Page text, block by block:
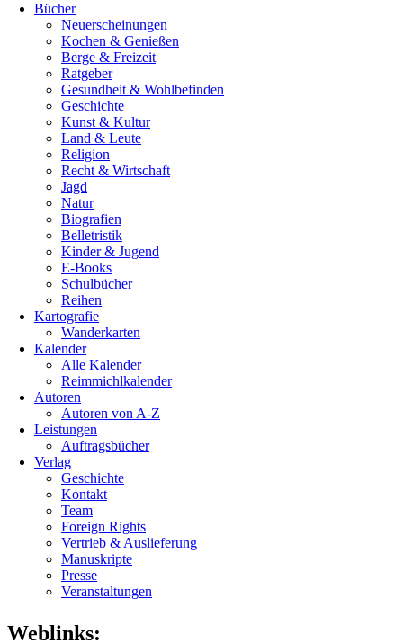
Bücher
Neuerscheinungen
Kochen & Genießen
Berge & Freizeit
Ratgeber
Gesundheit & Wohlbefinden
Geschichte
Kunst & Kultur
Land & Leute
Religion
Recht & Wirtschaft
Jagd
Natur
Biografien
Belletristik
Kinder & Jugend
E-Books
Schulbücher
Reihen
Kartografie
Wanderkarten
Kalender
Alle Kalender
Reimmichlkalender
Autoren
Autoren von A-Z
Leistungen
Auftragsbücher
Verlag
Geschichte
Kontakt
Team
Foreign Rights
Vertrieb & Auslieferung
Manuskripte
Presse
Veranstaltungen
Weblinks: